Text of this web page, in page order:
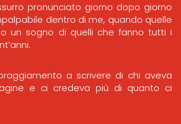
pronunciato giorno dopo giorno
dentro di me, quando quelle
un sogno di quelli che fanno tutti i
a scrivere di chi aveva
e ci credeva più di quanto ci